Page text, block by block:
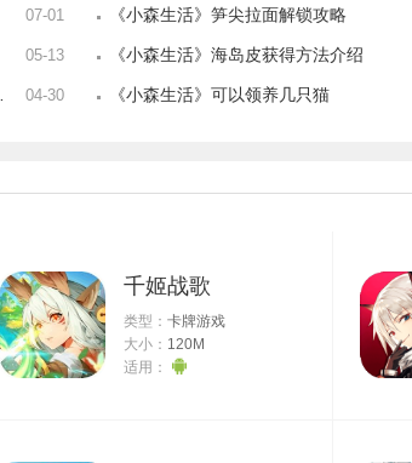
07-01
05-13
04-30
《小森生活》笋尖拉面解锁攻略
《小森生活》海岛皮获得方法介绍
《小森生活》可以领养几只猫
千姬战歌
类型： 卡牌游戏
大小： 120M
适用：